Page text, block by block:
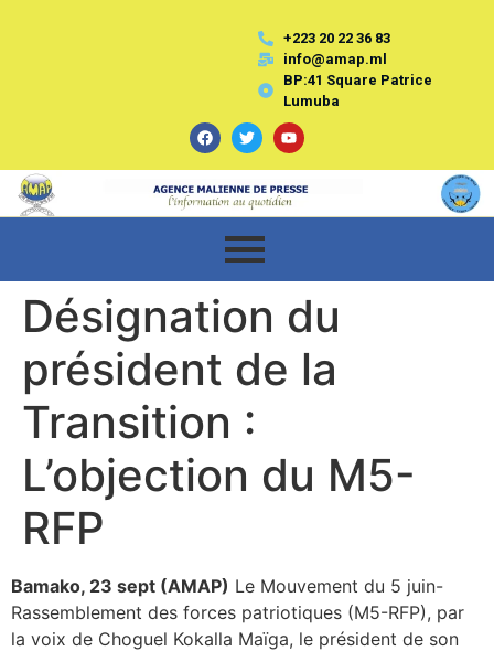
+223 20 22 36 83
info@amap.ml
BP:41 Square Patrice
Lumuba
Désignation du
président de la
Transition :
L’objection du M5-
RFP
Bamako, 23 sept (AMAP) Le Mouvement du 5 juin-
Rassemblement des forces patriotiques (M5-RFP), par
la voix de Choguel Kokalla Maïga, le président de son